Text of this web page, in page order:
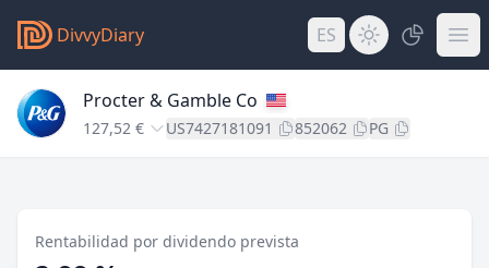
DivvyDiary ES
Procter & Gamble Co
127,52 € US7427181091 852062 PG
Rentabilidad por dividendo prevista